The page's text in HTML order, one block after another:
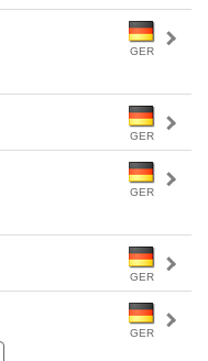
GER
GER
GER
GER
GER